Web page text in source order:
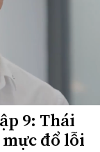
9: Thái
đổ lỗi